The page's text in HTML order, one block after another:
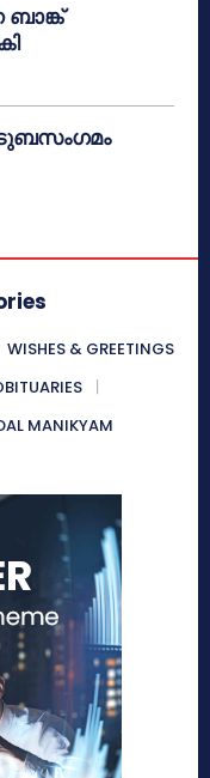
WISHES & GREETINGS
MANIKYAM